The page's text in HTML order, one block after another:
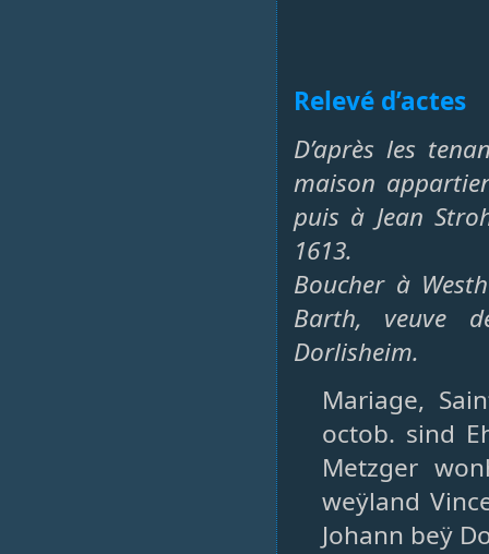
Relevé d’actes
D’après les
maison
puis à Jean
1613.
Boucher à
Barth, veuve
Dorlisheim.
Mariage,
octob. sind
Metzger
weÿland
Johann beÿ